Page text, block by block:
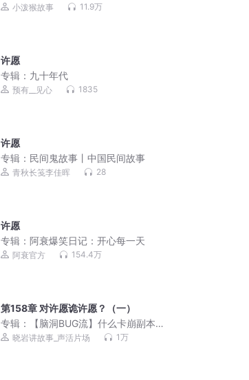
小泼猴故事 11.9万
许愿
专辑： 九十年代
预有__见心 1835
许愿
专辑： 民间鬼故事丨中国民间故事
青秋长笺李佳晖 28
许愿
专辑： 阿衰爆笑日记：开心每一天
阿衰官方 154.4万
第158章 对许愿诡许愿？（一）
专辑：
【脑洞BUG流】什么卡崩副本？
我在正常玩游戏啊丨烧脑推理丨恐怖爆
晓岩讲故事_声活片场 1万